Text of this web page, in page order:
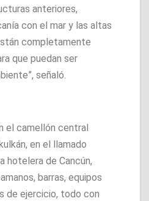
anteriores,
con el mar y las altas
completamente
que puedan ser
señaló.
el camellón central
en el llamado
hotelera de Cancún,
barras, equipos
de ejercicio, todo con